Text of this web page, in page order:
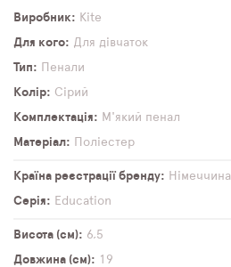
Виробник
Kite
Для кого
Для дівчаток
Тип
Пенали
Колір
Сірий
Комплектація
М'який пенал
Матеріал
Поліестер
Країна реєстрації бренду
Німеччина
Серія
Education
Висота (см)
6,5
Довжина (см)
19